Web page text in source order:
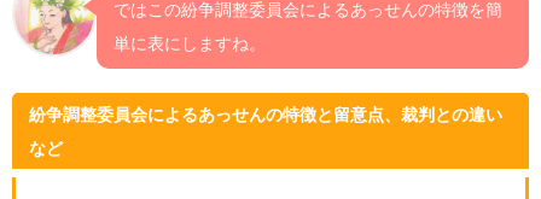
ではこの紛争調整委員会によるあっせんの特徴を簡
単に表にしますね。
紛争調整委員会によるあっせんの特徴と留意点、裁判との違い
など